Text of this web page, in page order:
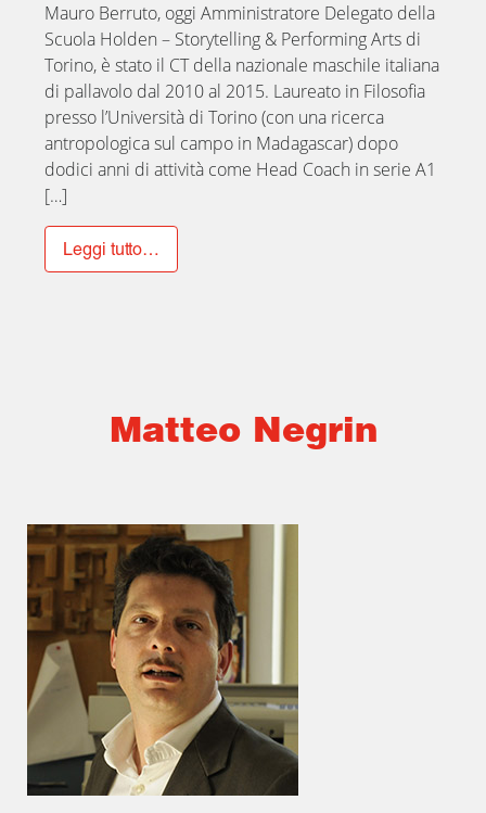
Mauro Berruto, oggi Amministratore Delegato della
Scuola Holden – Storytelling & Performing Arts di
Torino, è stato il CT della nazionale maschile italiana
di pallavolo dal 2010 al 2015. Laureato in Filosofia
presso l’Università di Torino (con una ricerca
antropologica sul campo in Madagascar) dopo
dodici anni di attività come Head Coach in serie A1
[…]
Leggi tutto…
Matteo Negrin